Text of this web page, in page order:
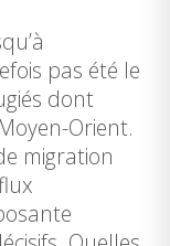
pas été le
dont
Orient.
migration